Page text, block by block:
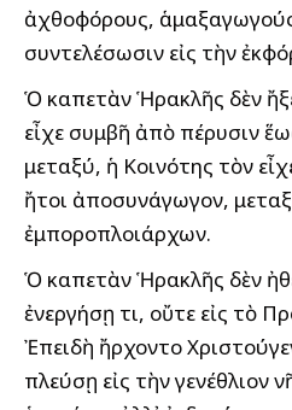
ἀχθοφόρους,
συντελέσωσιν εἰς τὴν
Ὁ καπετὰν Ἡρακλῆς δὲν
εἶχε συμβῆ ἀπὸ πέρυσιν
μεταξύ, ἡ Κοινότης τὸν
ἤτοι ἀποσυνάγωγον,
ἐμποροπλοιάρχων.
Ὁ καπετὰν Ἡρακλῆς δὲν
ἐνεργήσῃ τι, οὔτε εἰς τὸ
Ἐπειδὴ ἤρχοντο
πλεύσῃ εἰς τὴν γενέθλιον